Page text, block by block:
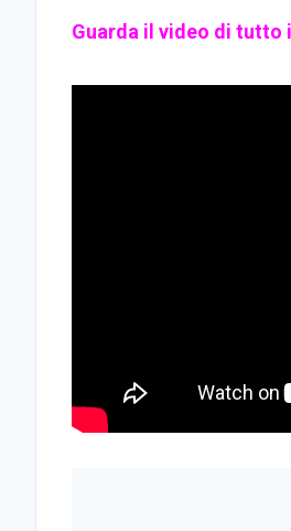
Guarda il video di tutto